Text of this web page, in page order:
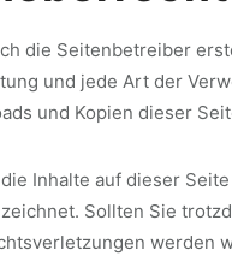
die Seitenbetreiber
und jede Art der
und Kopien dieser
Inhalte auf dieser
Sollten Sie
werden